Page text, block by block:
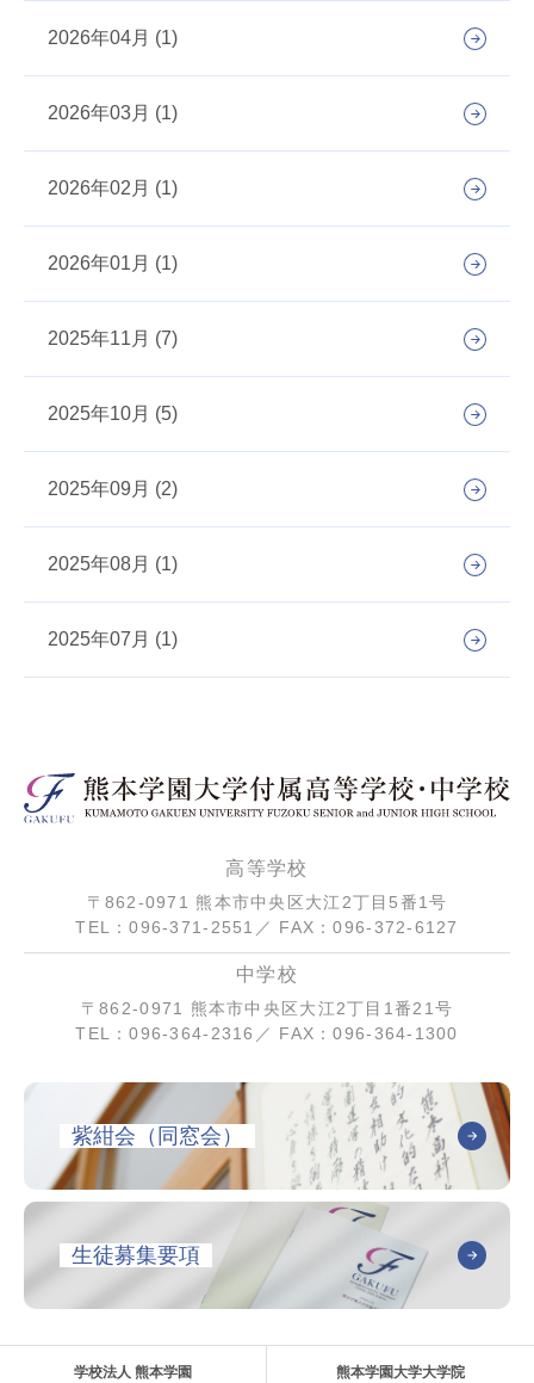
2026年04月 (1)
2026年03月 (1)
2026年02月 (1)
2026年01月 (1)
2025年11月 (7)
2025年10月 (5)
2025年09月 (2)
2025年08月 (1)
2025年07月 (1)
高等学校
〒862-0971 熊本市中央区大江2丁目5番1号
TEL：096-371-2551／ FAX：096-372-6127
中学校
〒862-0971 熊本市中央区大江2丁目1番21号
TEL：096-364-2316／ FAX：096-364-1300
紫紺会（同窓会）
生徒募集要項
学校法人 熊本学園 熊本学園大学大学院